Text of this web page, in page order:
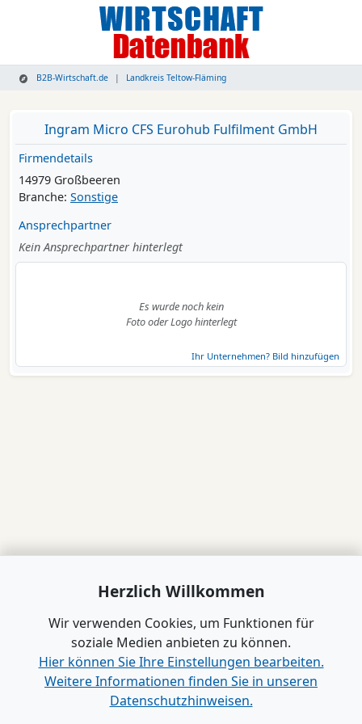
B2B-Wirtschaft.de Landkreis Teltow-Fläming
Ingram Micro CFS Eurohub Fulfilment GmbH
Firmendetails
14979 Großbeeren
Branche: Sonstige
Ansprechpartner
Kein Ansprechpartner hinterlegt
Es wurde noch kein
Foto oder Logo hinterlegt
Ihr Unternehmen? Bild hinzufügen
Herzlich Willkommen
Wir verwenden Cookies, um Funktionen für
soziale Medien anbieten zu können.
Hier können Sie Ihre Einstellungen bearbeiten.
Weitere Informationen finden Sie in unseren
Datenschutzhinweisen.